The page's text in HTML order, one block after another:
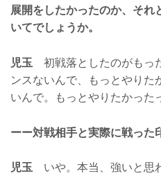
展開をしたかったのか、それ
いてでしょうか。
児玉 初戦落としたのがもっ
ンスないんで、もっとやりた
いんで。もっとやりたかった
ーー対戦相手と実際に戦った
児玉 いや。本当、強いと思